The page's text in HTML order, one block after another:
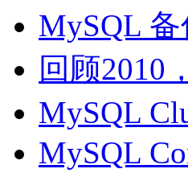
MySQL
回顾2010
MySQL
MySQL